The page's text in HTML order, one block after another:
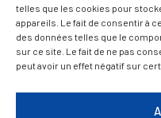
telles que les cookies pour
appareils. Le fait de consentir à
des données telles que le
sur ce site. Le fait de ne pas
peut avoir un effet négatif sur